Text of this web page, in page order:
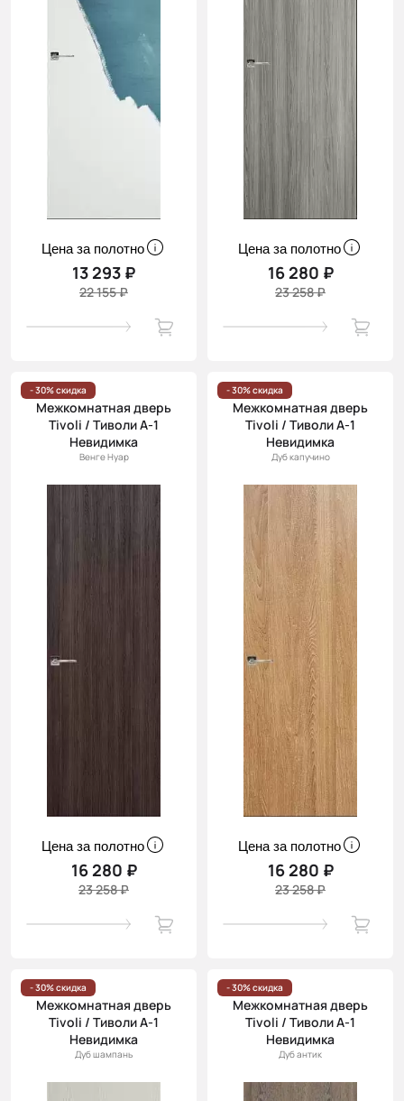
Цена за полотно
13 293 ₽
22 155 ₽
Цена за полотно
16 280 ₽
23 258 ₽
- 30% скидка
Межкомнатная дверь
Tivoli / Тиволи А-1
Невидимка
Венге Нуар
Цена за полотно
16 280 ₽
23 258 ₽
- 30% скидка
Межкомнатная дверь
Tivoli / Тиволи А-1
Невидимка
Дуб капучино
Цена за полотно
16 280 ₽
23 258 ₽
- 30% скидка
Межкомнатная дверь
Tivoli / Тиволи А-1
Невидимка
Дуб шампань
- 30% скидка
Межкомнатная дверь
Tivoli / Тиволи А-1
Невидимка
Дуб антик